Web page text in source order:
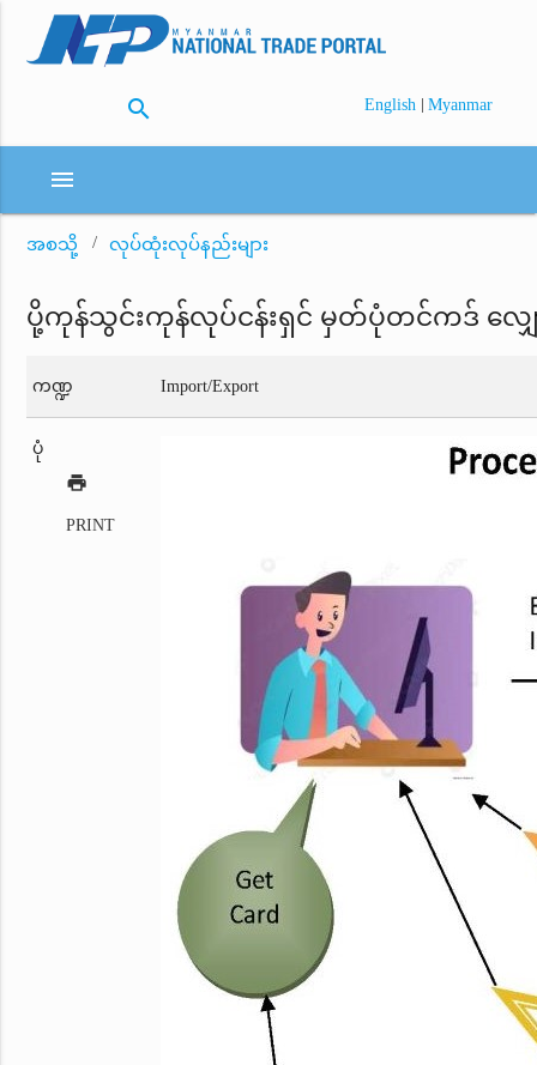
search English | Myanmar
menu
အစသို့ လုပ်ထုံးလုပ်နည်းများ
ပို့ကုန်သွင်းကုန်လုပ်ငန်းရှင် မှတ်ပုံတင်ကဒ် လျှ
ကဏ္ဍ Import/Export
ပုံ
print
PRINT